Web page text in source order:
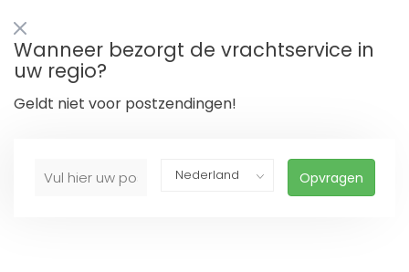
Wanneer bezorgt de vrachtservice in
uw regio?
Geldt niet voor postzendingen!
Opvragen